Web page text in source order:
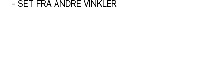
- SET FRA ANDRE VINKLER